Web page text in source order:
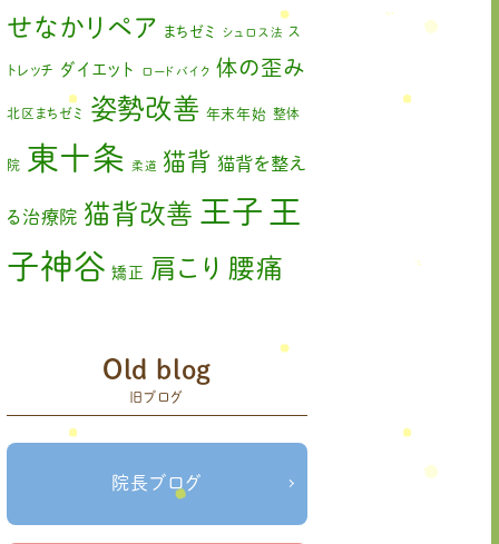
2023年5月
2023年2月 (1)
2023年1月(2)
2022年11月(1)
2022年10月(1)
2022年9月(1)
2022年5月(2)
(2)
せなかリペア まちゼミ シュロス法 ス
トレッチ ダイエット ロードバイク 体の歪み
北区まちゼミ 姿勢改善 年末年始 整体
院 東十条 柔道 猫背 猫背を整え
る治療院 猫背改善 王子 王
子神谷 矯正 肩こり 腰痛
赤羽 足の歪み改善
＃せなかリペア
ねこぜを整える、＃梅雨の体調不良・原因
ねこぜを整える＃季節の変わり目＃ケガの対処
法 ＃治療院せなかリペア＃ねこぜを整
Old blog
旧ブログ
院長ブログ